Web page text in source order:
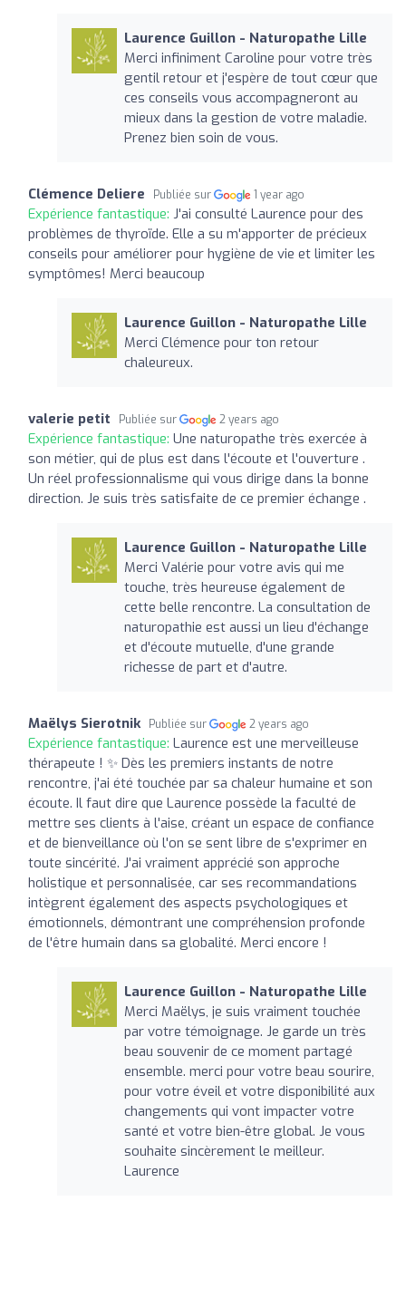
Laurence Guillon - Naturopathe Lille
Merci infiniment Caroline pour votre très
gentil retour et j'espère de tout cœur que
ces conseils vous accompagneront au
mieux dans la gestion de votre maladie.
Prenez bien soin de vous.
Clémence Deliere Publiée sur 1 year ago
Expérience fantastique: J'ai consulté Laurence pour des
problèmes de thyroïde. Elle a su m'apporter de précieux
conseils pour améliorer pour hygiène de vie et limiter les
symptômes! Merci beaucoup
Laurence Guillon - Naturopathe Lille
Merci Clémence pour ton retour
chaleureux.
valerie petit Publiée sur 2 years ago
Expérience fantastique: Une naturopathe très exercée à
son métier, qui de plus est dans l'écoute et l'ouverture .
Un réel professionnalisme qui vous dirige dans la bonne
direction. Je suis très satisfaite de ce premier échange .
Laurence Guillon - Naturopathe Lille
Merci Valérie pour votre avis qui me
touche, très heureuse également de
cette belle rencontre. La consultation de
naturopathie est aussi un lieu d'échange
et d'écoute mutuelle, d'une grande
richesse de part et d'autre.
Maëlys Sierotnik Publiée sur 2 years ago
Expérience fantastique: Laurence est une merveilleuse
thérapeute ! ✨ Dès les premiers instants de notre
rencontre, j'ai été touchée par sa chaleur humaine et son
écoute. Il faut dire que Laurence possède la faculté de
mettre ses clients à l'aise, créant un espace de confiance
et de bienveillance où l'on se sent libre de s'exprimer en
toute sincérité. J'ai vraiment apprécié son approche
holistique et personnalisée, car ses recommandations
intègrent également des aspects psychologiques et
émotionnels, démontrant une compréhension profonde
de l'être humain dans sa globalité. Merci encore !
Laurence Guillon - Naturopathe Lille
Merci Maëlys, je suis vraiment touchée
par votre témoignage. Je garde un très
beau souvenir de ce moment partagé
ensemble. merci pour votre beau sourire,
pour votre éveil et votre disponibilité aux
changements qui vont impacter votre
santé et votre bien-être global. Je vous
souhaite sincèrement le meilleur.
Laurence